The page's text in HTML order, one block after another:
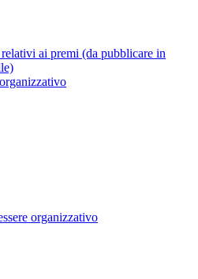
ai premi (da pubblicare in
organizzativo